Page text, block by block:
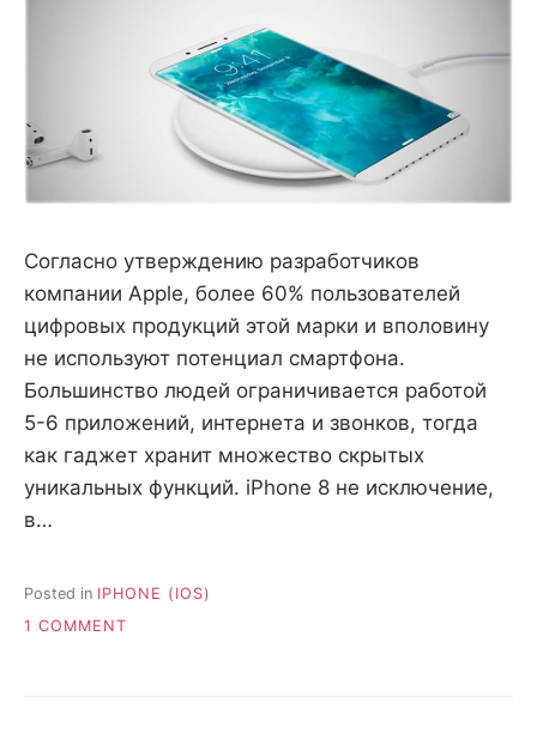
Согласно утверждению разработчиков
компании Apple, более 60% пользователей
цифровых продукций этой марки и вполовину
не используют потенциал смартфона.
Большинство людей ограничивается работой
5-6 приложений, интернета и звонков, тогда
как гаджет хранит множество скрытых
уникальных функций. iPhone 8 не исключение,
в…
Posted in IPHONE (IOS)
1 COMMENT